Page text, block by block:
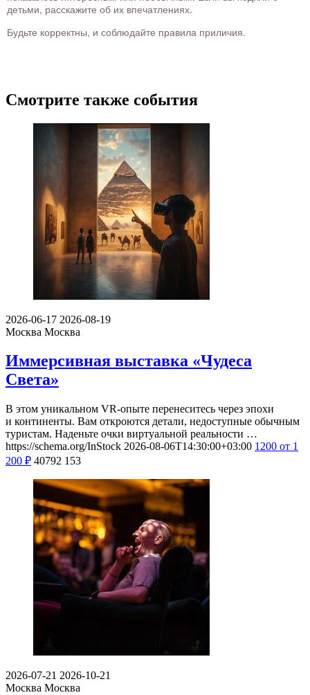
детьми, расскажите об их впечатлениях.
Будьте корректны, и соблюдайте правила приличия.
Смотрите также события
2026-06-17 2026-08-19
Москва Москва
Иммерсивная выставка «Чудеса
Света»
В этом уникальном VR-опыте перенеситесь через эпохи
и континенты. Вам откроются детали, недоступные обычным
туристам. Наденьте очки виртуальной реальности …
https://schema.org/InStock 2026-08-06T14:30:00+03:00 1200 от 1
200 ₽ 40792 153
2026-07-21 2026-10-21
Москва Москва